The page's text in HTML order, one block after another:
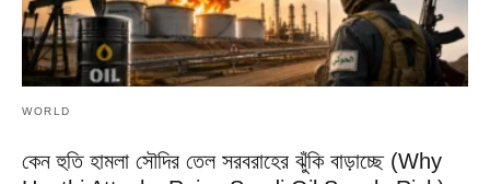
WORLD
কেন হুতি হামলা সৌদির তেল সরবরাহের ঝুঁকি বাড়াচ্ছে (Why